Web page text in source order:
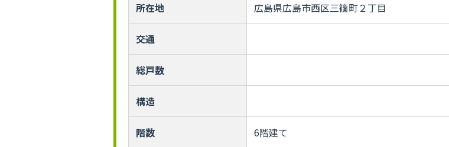
所在地 広島県広島市西区三篠町２丁目
交通
総戸数
構造
階数 6階建て